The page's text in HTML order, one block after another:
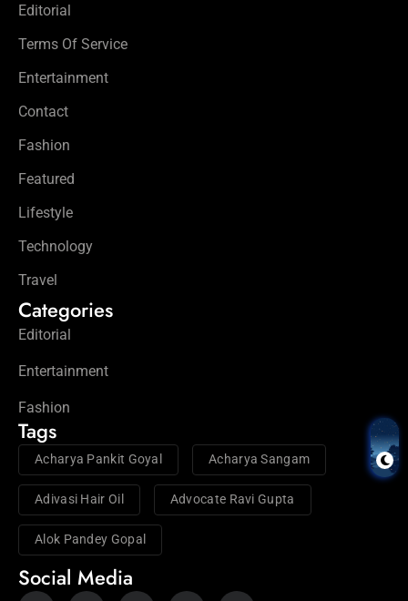
Editorial
Terms Of Service
Entertainment
Contact
Fashion
Featured
Lifestyle
Technology
Travel
Categories
Editorial
Entertainment
Fashion
Tags
Acharya Pankit Goyal Acharya Sangam
Adivasi Hair Oil Advocate Ravi Gupta
Alok Pandey Gopal
Social Media